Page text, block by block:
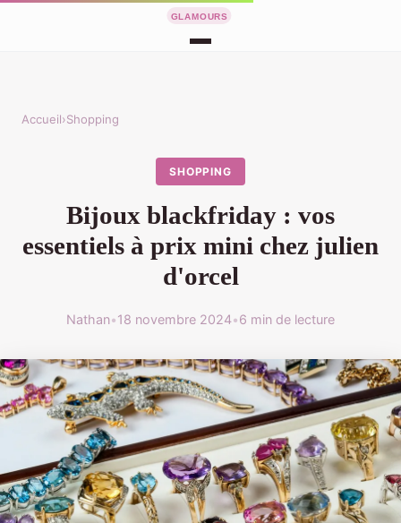
Accueil›Shopping
SHOPPING
Bijoux blackfriday : vos
essentiels à prix mini chez julien
d'orcel
Nathan•18 novembre 2024•6 min de lecture